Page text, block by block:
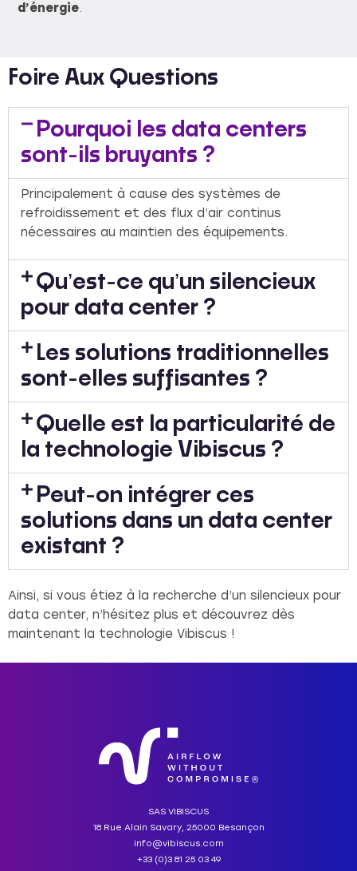
d’énergie.
Foire Aux Questions
Pourquoi les data centers
sont-ils bruyants ?
Principalement à cause des systèmes de
refroidissement et des flux d’air continus
nécessaires au maintien des équipements.
Qu’est-ce qu’un silencieux
pour data center ?
Les solutions traditionnelles
sont-elles suffisantes ?
Quelle est la particularité de
la technologie Vibiscus ?
Peut-on intégrer ces
solutions dans un data center
existant ?
Ainsi, si vous étiez à la recherche d’un silencieux pour
data center, n’hésitez plus et découvrez dès
maintenant la technologie Vibiscus !
SAS VIBISCUS
18 Rue Alain Savary, 25000 Besançon
info@vibiscus.com
+33 (0)3 81 25 03 49